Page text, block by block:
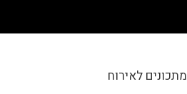
מתכונים לאירוח